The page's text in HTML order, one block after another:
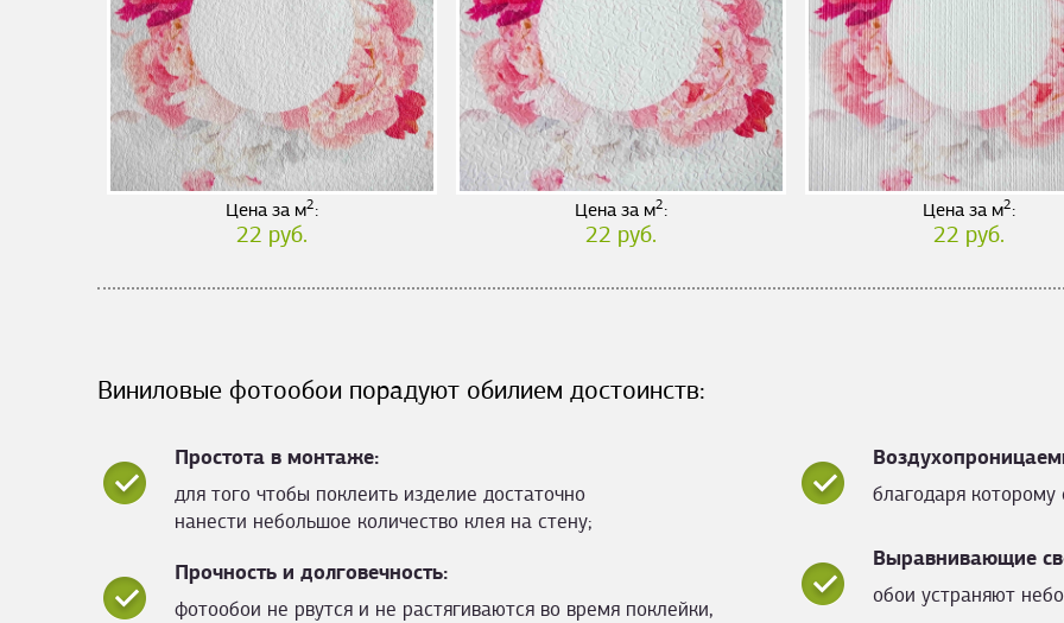
Цена за м2:
22 руб.
Цена за м2:
22 руб.
Цена за м2:
22 руб.
Виниловые фотообои порадуют обилием достоинств:
Простота в монтаже:
для того чтобы поклеить изделие достаточно
нанести небольшое количество клея на стену;
благодаря
Выравнивающие
обои устраняют
Прочность и долговечность:
фотообои не рвутся и не растягиваются во время поклейки,